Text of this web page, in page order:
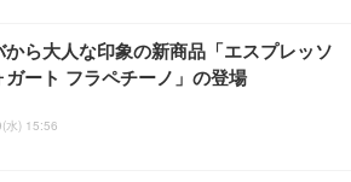
から大人な印象の新商品「エスプレッソ
ガート フラペチーノ」の登場
水) 15:56